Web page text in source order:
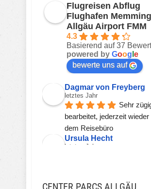
Flugreisen Abflug
Flughafen
Allgäu Airport FMM
4.3
Basierend auf 37
powered by Goog e
bewerte uns auf
Dagmar von Freyberg
letztes Jahr
Sehr
bearbeitet, jederzeit wieder
dem Reisebüro
Ursula Hecht
letztes Jahr